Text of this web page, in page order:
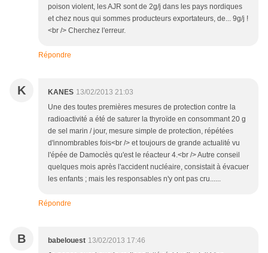
poison violent, les AJR sont de 2g/j dans les pays nordiques
et chez nous qui sommes producteurs exportateurs, de... 9g/j !
<br /> Cherchez l'erreur.
Répondre
K KANES 13/02/2013 21:03
Une des toutes premières mesures de protection contre la
radioactivité a été de saturer la thyroïde en consommant 20 g
de sel marin / jour, mesure simple de protection, répétées
d'innombrables fois<br /> et toujours de grande actualité vu
l'épée de Damoclès qu'est le réacteur 4.<br /> Autre conseil
quelques mois après l'accident nucléaire, consistait à évacuer
les enfants ; mais les responsables n'y ont pas cru......
Répondre
B babelouest 13/02/2013 17:46